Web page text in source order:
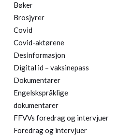
Bøker
Brosjyrer
Covid
Covid-aktørene
Desinformasjon
Digital id – vaksinepass
Dokumentarer
Engelskspråklige
dokumentarer
FFVVs foredrag og intervjuer
Foredrag og intervjuer